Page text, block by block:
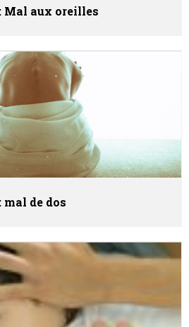
Mal aux oreilles
mal de dos